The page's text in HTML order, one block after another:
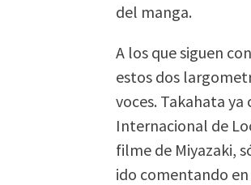
del manga.
A los que siguen
estos dos
voces. Takahata ya
Internacional de
filme de Miyazaki,
ido comentando